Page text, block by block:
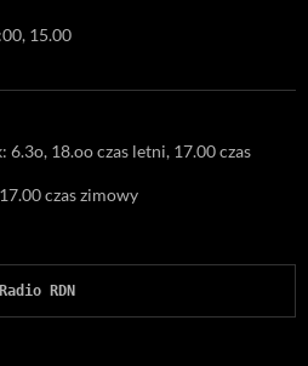
15.00
6.3o, 18.oo czas letni, 17.00 czas
czas zimowy
Radio RDN